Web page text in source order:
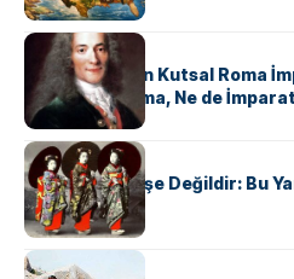
KÜLTÜR
Voltaire Neden Kutsal Roma
Kutsal, Ne Roma, Ne de
KÜLTÜR
Geyşalar Fahişe Değildir: Bu
KÜLTÜR